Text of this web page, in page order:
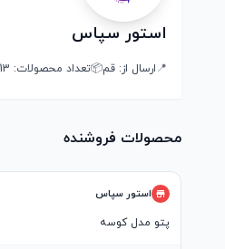
استور سپاس
📍ارسال از: قم📦تعداد محصولات: 13
محصولات فروشنده
استور سپاس
پتو مدل کوسه